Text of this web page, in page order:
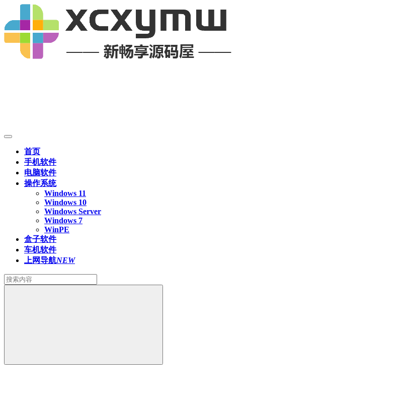
首页
手机软件
电脑软件
操作系统
Windows 11
Windows 10
Windows Server
Windows 7
WinPE
盒子软件
车机软件
上网导航NEW